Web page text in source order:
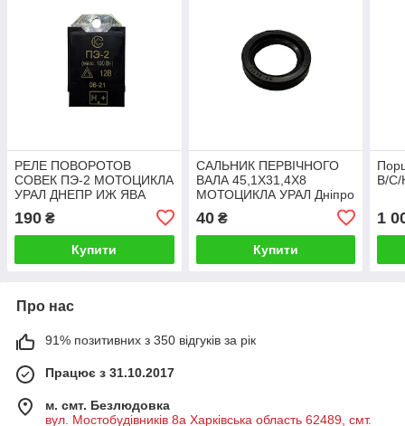
РЕЛЕ ПОВОРОТОВ
СОВЕК ПЭ-2 МОТОЦИКЛА
УРАЛ ДНЕПР ИЖ ЯВА
190 ₴
Купити
САЛЬНИК ПЕРВІЧНОГО
ВАЛА 45,1Х31,4Х8
МОТОЦИКЛА УРАЛ Дніпро
40₴
Купити
В/С/
1
Про нас
91% позитивних з 350 відгуків за рік
Працює з 31.10.2017
м. смт. Безлюдовка
вул. Мостобудівників 8а Харківська область 62489, смт.